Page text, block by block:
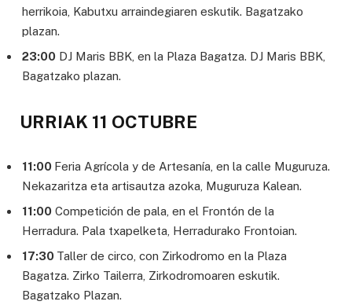
herrikoia, Kabutxu arraindegiaren eskutik. Bagatzako
plazan.
23:00 DJ Maris BBK, en la Plaza Bagatza. DJ Maris BBK,
Bagatzako plazan.
URRIAK 11 OCTUBRE
11:00 Feria Agrícola y de Artesanía, en la calle Muguruza.
Nekazaritza eta artisautza azoka, Muguruza Kalean.
11:00 Competición de pala, en el Frontón de la
Herradura. Pala txapelketa, Herradurako Frontoian.
17:30 Taller de circo, con Zirkodromo en la Plaza
Bagatza. Zirko Tailerra, Zirkodromoaren eskutik.
Bagatzako Plazan.